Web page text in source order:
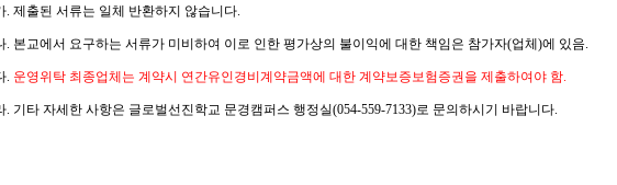
. 제출된 서류는 일체 반환하지 않습니다.
. 본교에서 요구하는 서류가 미비하여 이로 인한 평가상의 불이익에 대한 책임은 참가자(업체 )에 있음.
. 운영위탁 최종업체는 계약시 연간유인경비계약금액에 대한 계약보증보험증권을 제출하여야 함.
. 기타 자세한 사항은 글로벌선진학교 문경캠퍼스 행정실(054-559-7133)로 문의하시기 바랍니다.